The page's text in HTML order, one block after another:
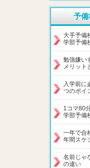
予
大手予備
学部予備
勉強嫌い
メリット
入学前に
つのポイ
1コマ80
学部予備
一年で合
年間スケ
名前じゃ
の違い